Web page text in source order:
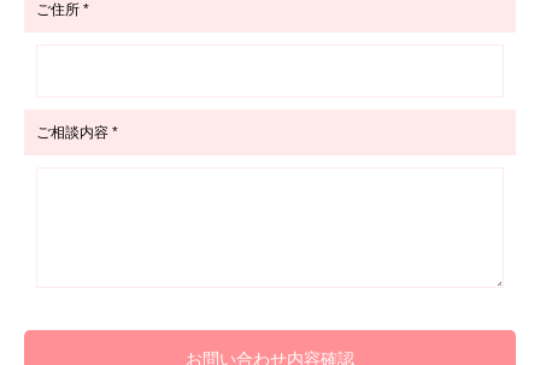
ご住所 *
ご相談内容 *